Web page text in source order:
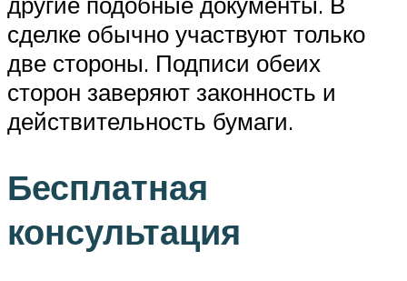
сделке обычно участвуют только
две стороны. Подписи обеих
сторон заверяют законность и
действительность бумаги.
Бесплатная
консультация